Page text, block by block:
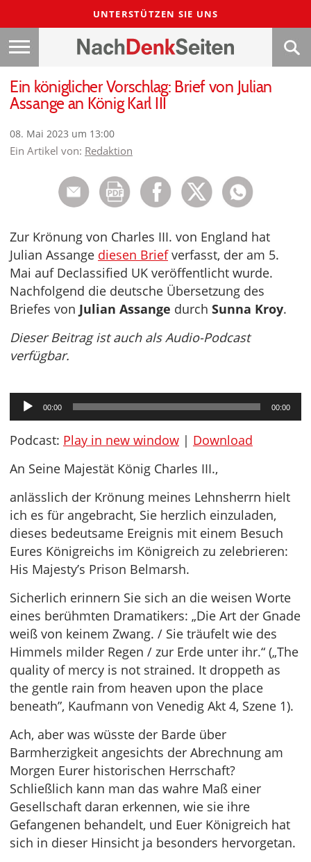
UNTERSTÜTZEN SIE UNS
Ein königlicher Vorschlag: Brief von Julian
Assange an König Karl III
08. Mai 2023 um 13:00
Ein Artikel von: Redaktion
Zur Krönung von Charles III. von England hat
Julian Assange diesen Briefverfasst, der am 5.
Mai auf Declassified UK veröffentlicht wurde.
Nachfolgend die deutsche Übersetzung des
Briefes von Julian Assange durch Sunna Kroy.
Dieser Beitrag ist auch als Audio-Podcast
verfügbar.
Audio-
Player
00:00 00:00
Podcast: Play in new window | Download
An Seine Majestät König Charles III.,
anlässlich der Krönung meines Lehnsherrn hielt
ich es für angebracht, Sie herzlich einzuladen,
dieses bedeutsame Ereignis mit einem Besuch
Eures Königreichs im Königreich zu zelebrieren:
His Majesty’s Prison Belmarsh.
Sicherlich erinnern Sie sich an die weisen Worte
eines berühmten Dramatikers: „Die Art der Gnade
weiß von keinem Zwang. / Sie träufelt wie des
Himmels milder Regen / zur Erde unter ihr.“ („The
quality of mercy is not strained. It droppeth as
the gentle rain from heaven upon the place
beneath”, Kaufmann von Venedig Akt 4, Szene 1).
Ach, aber was wüsste der Barde über
Barmherzigkeit angesichts der Abrechnung am
Morgen Eurer historischen Herrschaft?
Schließlich kann man das wahre Maß einer
Gesellschaft daran erkennen, wie sie ihre
Gefangenen behandelt, und Euer Königreich hat
sich in dieser Hinsicht ja besonders hervorgetan.